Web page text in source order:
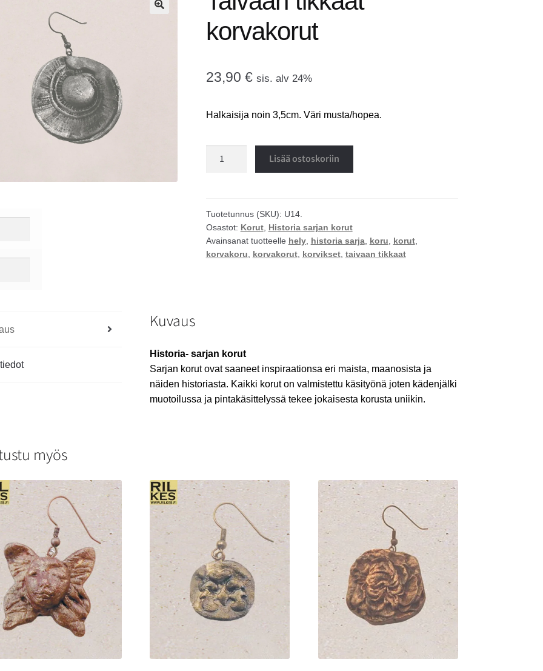
korvakorut
23,90 € sis. alv 24%
Halkaisija noin 3,5cm. Väri musta/hopea.
Lisää ostoskoriin
Tuotetunnus (SKU): U14.
Osastot: Korut, Historia sarjan korut
Avainsanat tuotteelle hely, historia sarja, koru korut,
korvakoru
korvakorut, korvikset, taivaan tikkaat
Kuvaus
Historia- sarjan korut
Sarjan korut ovat saaneet inspiraationsa eri maista, maanosista ja
näiden historiasta. Kaikki korut on valmistettu käsityönä joten kädenjälki
muotoilussa ja pintakäsittelyssä tekee jokaisesta korusta uniikin.
myös